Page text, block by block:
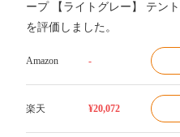
ープ 【ライトグレー】 テン
を評価しました。
Amazon -
楽天 ¥20,072